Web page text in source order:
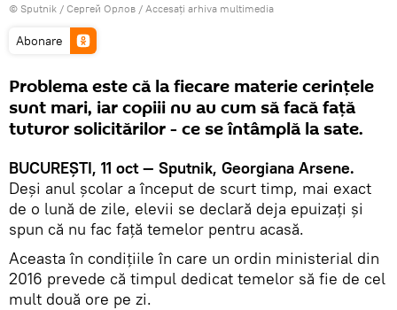
© Sputnik / Сергей Орлов / Accesați arhiva multimedia
Abonare
Problema este că la fiecare materie cerinţele
sunt mari, iar copiii nu au cum să facă faţă
tuturor solicitărilor - ce se întâmplă la sate.
BUCUREŞTI, 11 oct — Sputnik, Georgiana Arsene.
Deşi anul şcolar a început de scurt timp, mai exact
de o lună de zile, elevii se declară deja epuizaţi şi
spun că nu fac faţă temelor pentru acasă.
Aceasta în condiţiile în care un ordin ministerial din
2016 prevede că timpul dedicat temelor să fie de cel
mult două ore pe zi.